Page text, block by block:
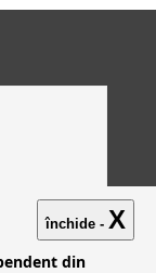
închide - X
din